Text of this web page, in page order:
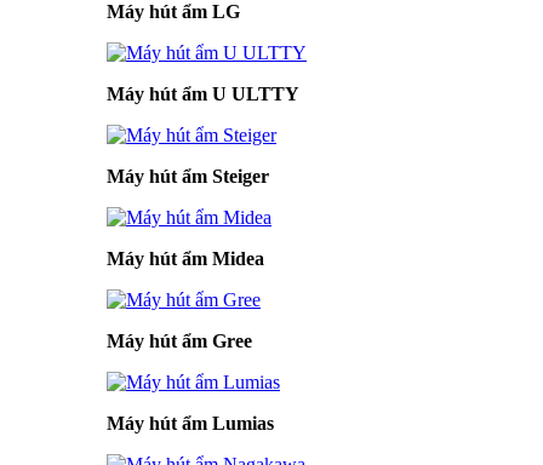
Máy hút ẩm LG
Máy hút ẩm U ULTTY
Máy hút ẩm Steiger
Máy hút ẩm Midea
Máy hút ẩm Gree
Máy hút ẩm Lumias